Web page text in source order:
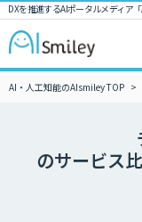
DXを推進するAIポータルメディア
AI・人工知能のAIsmiley TOP
のサービス